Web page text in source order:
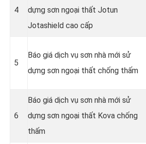
4
dựng sơn ngoại thất Jotun
Jotashield cao cấp
5
Báo giá dịch vụ sơn nhà mới sử
dựng sơn ngoại thất chống thấm
6
Báo giá dịch vụ sơn nhà mới sử
dựng sơn ngoại thất Kova chống
thấm